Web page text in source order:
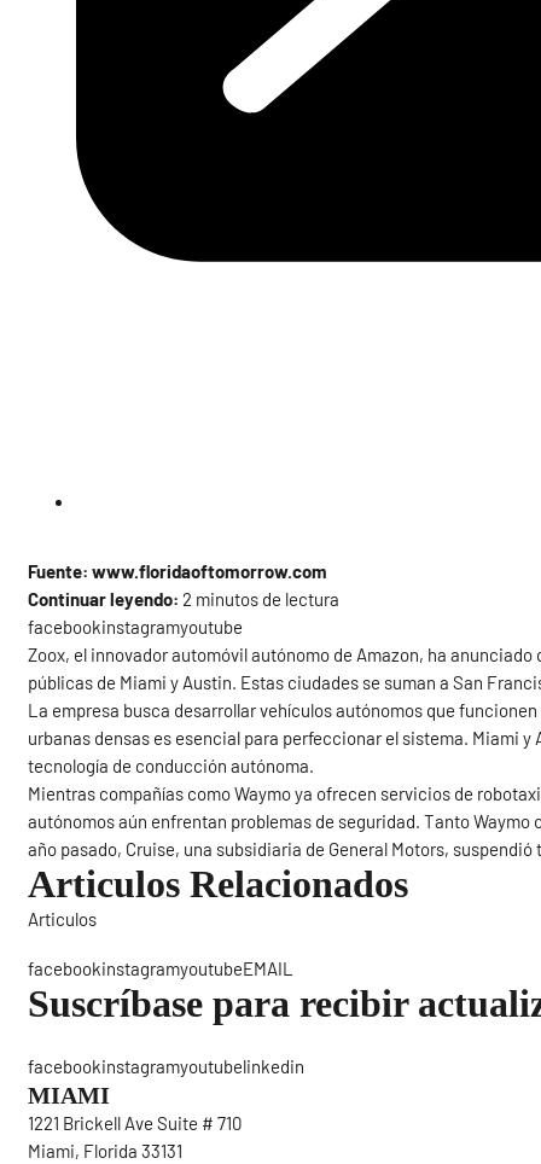
Fuente: www.floridaoftomorrow.com
Continuar leyendo: 2 minutos de lectura
facebookinstagramyoutube
Zoox, el innovador automóvil autónomo de Amazon, ha
públicas de Miami y Austin. Estas ciudades se suman a San
La empresa busca desarrollar vehículos autónomos que
urbanas densas es esencial para perfeccionar el sistema. Miami
tecnología de conducción autónoma.
Mientras compañías como Waymo ya ofrecen servicios de
autónomos aún enfrentan problemas de seguridad. Tanto
año pasado, Cruise, una subsidiaria de General Motors,
Articulos Relacionados
Articulos
facebookinstagramyoutubeEMAIL
Suscríbase para recibir
facebookinstagramyoutubelinkedin
MIAMI
1221 Brickell Ave Suite # 710
Miami, Florida 33131